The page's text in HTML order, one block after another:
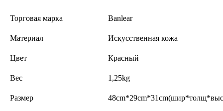
Торговая марка Banlear
Материал Искусственная кожа
Цвет Красный
Вес 1,25kg
Размер